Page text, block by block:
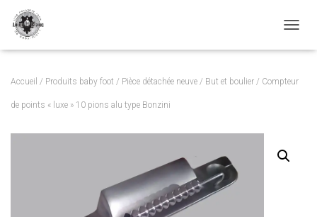
Accueil / Produits baby foot / Pièce détachée neuve / But et boulier / Compteur
de points « luxe » 10 pions alu type Bonzini